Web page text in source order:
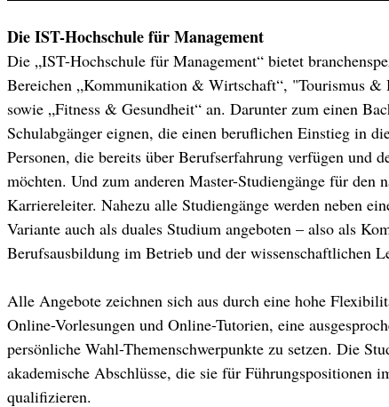
Die IST-Hochschule für Management
Die „IST-Hochschule für Management“ bietet
Bereichen „Kommunikation & Wirtschaft“, "Tourismus
sowie „Fitness & Gesundheit“ an. Darunter zum einen
Schulabgänger eignen, die einen beruflichen Einstieg in
Personen, die bereits über Berufserfahrung verfügen und
möchten. Und zum anderen Master-Studiengänge für den
Karriereleiter. Nahezu alle Studiengänge werden neben
Variante auch als duales Studium angeboten – also als
Berufsausbildung im Betrieb und der wissenschaftlichen
Alle Angebote zeichnen sich aus durch eine hohe
Online-Vorlesungen und Online-Tutorien, eine
persönliche Wahl-Themenschwerpunkte zu setzen. Die
akademische Abschlüsse, die sie für Führungspositionen
qualifizieren.